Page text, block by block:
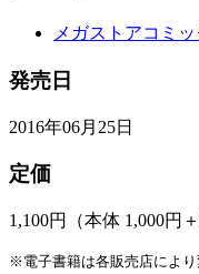
メガストアコミ
発売日
2016年06月25日
定価
1,100円 （本体 1,000円＋
※電子書籍は各販売店により